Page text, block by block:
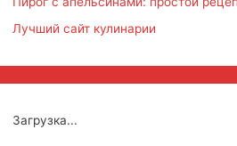
Лучший сайт кулинарии
Загрузка...